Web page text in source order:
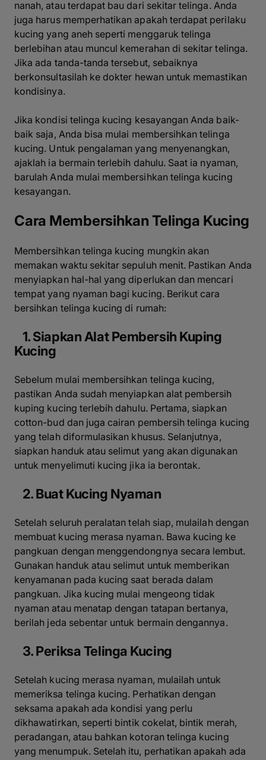
nanah, atau terdapat bau dari sekitar telinga. Anda
juga harus memperhatikan apakah terdapat perilaku
kucing yang aneh seperti menggaruk telinga
berlebihan atau muncul kemerahan di sekitar telinga.
Jika ada tanda-tanda tersebut, sebaiknya
berkonsultasilah ke dokter hewan untuk memastikan
kondisinya.
Jika kondisi telinga kucing kesayangan Anda baik-
baik saja, Anda bisa mulai membersihkan telinga
kucing. Untuk pengalaman yang menyenangkan,
ajaklah ia bermain terlebih dahulu. Saat ia nyaman,
barulah Anda mulai membersihkan telinga kucing
kesayangan.
Cara Membersihkan Telinga Kucing
Membersihkan telinga kucing mungkin akan
memakan waktu sekitar sepuluh menit. Pastikan Anda
menyiapkan hal-hal yang diperlukan dan mencari
tempat yang nyaman bagi kucing. Berikut cara
bersihkan telinga kucing di rumah:
1. Siapkan Alat Pembersih Kuping
Kucing
Sebelum mulai membersihkan telinga kucing,
pastikan Anda sudah menyiapkan alat pembersih
kuping kucing terlebih dahulu. Pertama, siapkan
cotton-bud dan juga cairan pembersih telinga kucing
yang telah diformulasikan khusus. Selanjutnya,
siapkan handuk atau selimut yang akan digunakan
untuk menyelimuti kucing jika ia berontak.
2. Buat Kucing Nyaman
Setelah seluruh peralatan telah siap, mulailah dengan
membuat kucing merasa nyaman. Bawa kucing ke
pangkuan dengan menggendongnya secara lembut.
Gunakan handuk atau selimut untuk memberikan
kenyamanan pada kucing saat berada dalam
pangkuan. Jika kucing mulai mengeong tidak
nyaman atau menatap dengan tatapan bertanya,
berilah jeda sebentar untuk bermain dengannya.
3. Periksa Telinga Kucing
Setelah kucing merasa nyaman, mulailah untuk
memeriksa telinga kucing. Perhatikan dengan
seksama apakah ada kondisi yang perlu
dikhawatirkan, seperti bintik cokelat, bintik merah,
peradangan, atau bahkan kotoran telinga kucing
yang menumpuk. Setelah itu, perhatikan apakah ada